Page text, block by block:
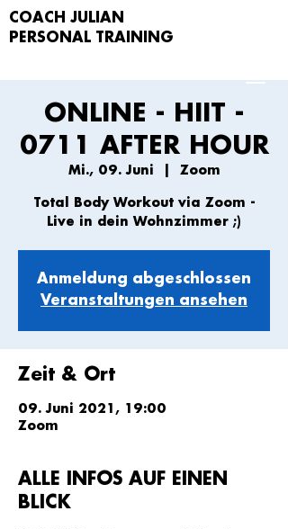
COACH JULIAN
PERSONAL TRAIN
ING
ONLINE - HIIT -
0711 AFTER HOUR
Mi., 09. Juni Zoom
Total Body Workout via Zoom -
Live in dein Wohnzimmer ;)
Anmeldung abgeschlossen
Veranstaltungen ansehen
Zeit & Ort
09. Juni 2021, 19:00
Zoom
ALLE INFOS AUF EINEN
BLICK